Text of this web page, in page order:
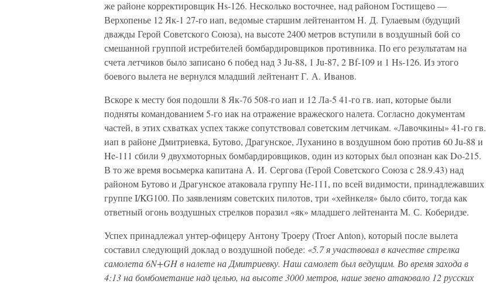
же районе корректировщик Hs-126. Несколько восточнее, над районом Гостищево —
Верхопенье 12 Як-1 27-го иап, ведомые старшим лейтенантом Н. Д. Гулаевым (будущий
дважды Герой Советского Союза), на высоте 2400 метров вступили в воздушный бой со
смешанной группой истребителей бомбардировщиков противника. По его результатам на
счета летчиков было записано 6 побед над 3 Ju-88, 1 Ju-87, 2 Bf-109 и 1 Hs-126. Из этого
боевого вылета не вернулся младший лейтенант Г. А. Иванов.
Вскоре к месту боя подошли 8 Як-7б 508-го иап и 12 Ла-5 41-го гв. иап, которые были
подняты командованием 5-го иак на отражение вражеского налета. Согласно документам
частей, в этих схватках успех также сопутствовал советским летчикам. «Лавочкины» 41-го гв.
иап в районе Дмитриевка, Бутово, Драгунское, Луханино в воздушном бою против 60 Ju-88 и
He-111 сбили 9 двухмоторных бомбардировщиков, один из которых был опознан как Do-215.
В то же время восьмерка капитана А. И. Сергова (Герой Советского Союза с 28.9.43) над
районом Бутово и Драгунское атаковала группу He-111, по всей видимости, принадлежавших
группе I/KG100. По заявлениям советских пилотов, три «хейнкеля» было сбито, тогда как
ответный огонь воздушных стрелков поразил «як» младшего лейтенанта М. С. Коберидзе.
Успех принадлежал унтер-офицеру Антону Троеру (Troer Anton), который после вылета
составил следующий доклад о воздушной победе: «5.7 я участвовал в качестве стрелка
самолета 6N+GH в налете на Дмитриевку. Наш самолет был ведущим. Во время захода в
4:13 на бомбометание над целью, на высоте 3000 метров, наше звено атаковало 12 русских